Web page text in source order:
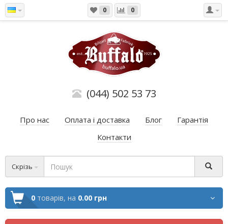
0 0
(044) 502 53 73
Про нас Оплата і доставка Блог
Гарантія
Контакти
Скрізь
0 товарів, на 0.00 грн